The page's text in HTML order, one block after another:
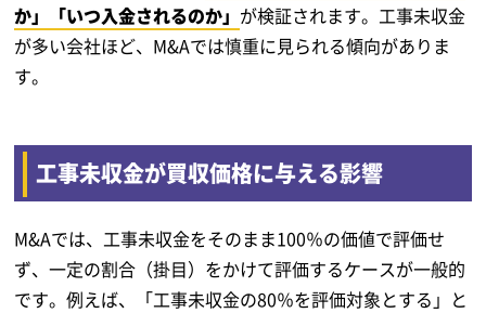
か」「いつ入金されるのか」 が検証されます。工事未収金
が多い会社ほど、M&Aでは慎重に見られる傾向がありま
す。
工事未収金が買収価格に与える影響
M&Aでは、工事未収金をそのまま100％の価値で評価せ
ず、一定の割合（掛目）をかけて評価するケースが一般的
です。例えば、「工事未収金の80％を評価対象とする」と